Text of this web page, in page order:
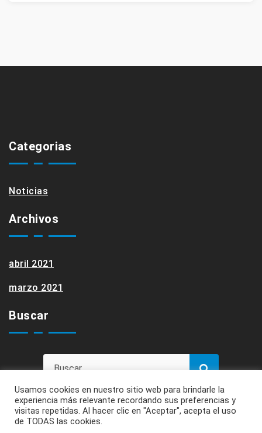
Categorias
Noticias
Archivos
abril 2021
marzo 2021
Buscar
Usamos cookies en nuestro sitio web para brindarle la
experiencia más relevante recordando sus preferencias y
visitas repetidas. Al hacer clic en "Aceptar", acepta el uso
de TODAS las cookies.